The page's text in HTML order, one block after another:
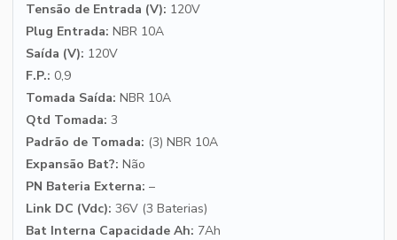
Tensão de Entrada (V): 120V
Plug Entrada: NBR 10A
Saída (V): 120V
F.P.: 0,9
Tomada Saída: NBR 10A
Qtd Tomada: 3
Padrão de Tomada: (3) NBR 10A
Expansão Bat?: Não
PN Bateria Externa: –
Link DC (Vdc): 36V (3 Baterias)
Bat Interna Capacidade Ah: 7Ah